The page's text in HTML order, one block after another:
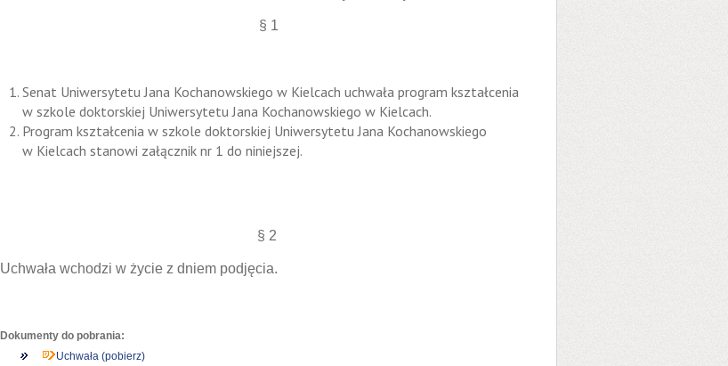
§ 1
Senat Uniwersytetu Jana Kochanowskiego w Kielcach uchwała program kształcenia
w szkole doktorskiej Uniwersytetu Jana Kochanowskiego w Kielcach.
Program kształcenia w szkole doktorskiej Uniwersytetu Jana Kochanowskiego
w Kielcach stanowi załącznik nr 1 do niniejszej.
§ 2
Uchwała wchodzi w życie z dniem podjęcia.
Dokumenty do pobrania:
Uchwała (pobierz)